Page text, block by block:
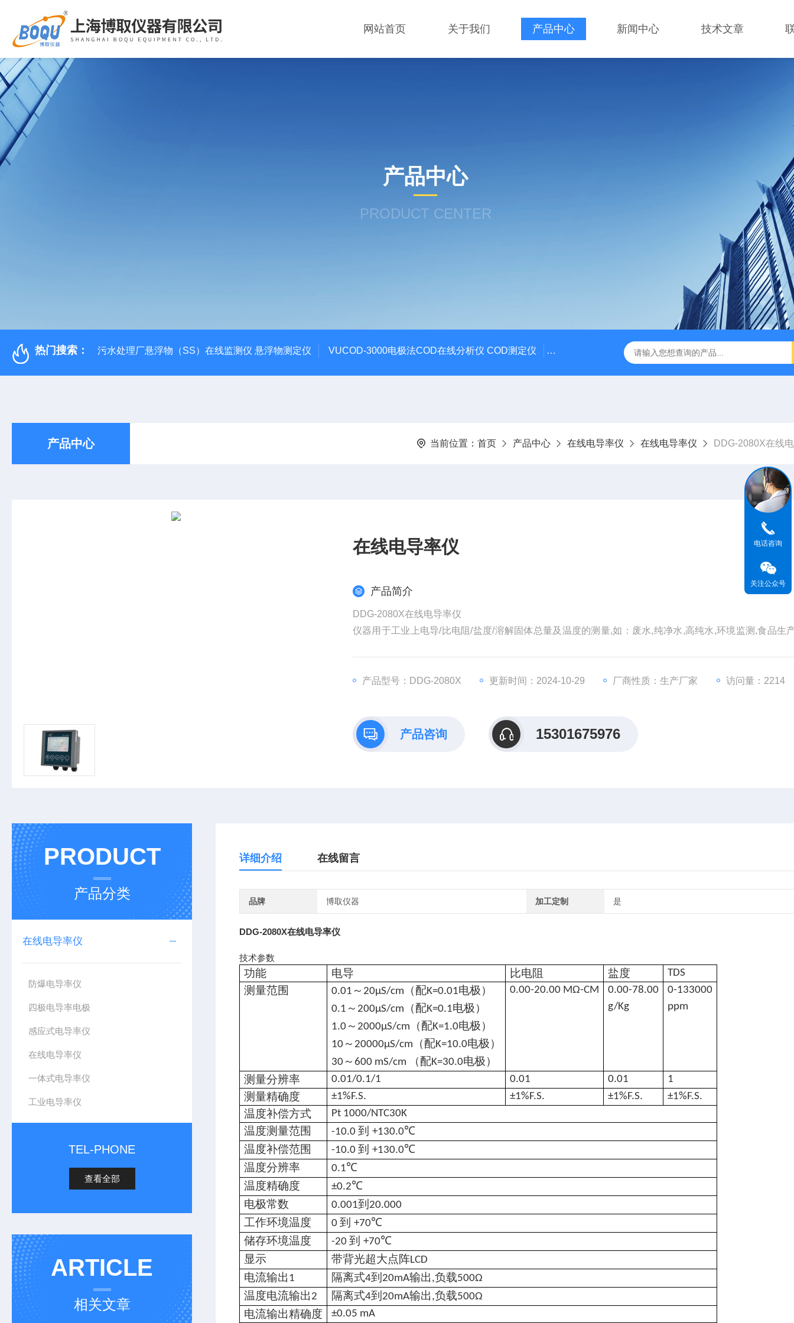
网站首页 关于我们 产品中心 新闻中心 技术文章
产品中心
PRODUCT CENTER
热门搜索： 污水处理厂悬浮物（SS）在线监测仪 悬浮物测定仪 VUCOD-3000电极法COD在线分析仪 COD测定仪 DDG-2090AX耐高温耐压工业电导率仪 在线电导仪
产品中心 当前位置： 首页 产品中心 在线电导率仪 在线电导率仪 DDG-2080X在线
在线电导率仪
产品简介
DDG-2080X在线电导率仪
仪器用于工业上电导/比电阻/盐度/溶解固体总量及温度的测量,如：废水,纯净水,高纯水,环境监测,食品生
产品型号：DDG-2080X
更新时间：2024-10-29 厂商性质：生产厂家 访问量：2214
产品咨询 15301675976
PRODUCT
产品分类
在线电导率仪
防爆电导率仪
四极电导率电极
感应式电导率仪
在线电导率仪
一体式电导率仪
工业电导率仪
TEL-PHONE
查看全部
ARTICLE
相关文章
详细介绍 在线留言
品牌 博取仪器 加工定制 是
DDG-2080X在线电导率仪
技术参数
功能 电导 比电阻 盐度 TDS
测量范围 0.01 ～ 20μS/cm （配K=0.01电极）
0.1 ～ 200μS/cm （配K=0.1电极）
1.0 ～ 2000μS/cm （配K=1.0电极）
10 ～ 20000μS/cm （配K=10.0电极）
30 ～ 600 mS/cm （配K=30.0电极）
0.00-20.00 MΩ-CM
0.00-78.00
g/Kg
0-133000
ppm
测量分辨率 0.01/0.1/1 0.01 0.01 1
测量精确度 ±1%F.S. ±1%F.S. ±1%F.S. ±1%F.S.
温度补偿方式 Pt 1000/NTC30K
温度测量范围 -10.0 到 +130.0℃
温度补偿范围
-10.0 到 +130.0℃
温度分辨率
0.1℃
温度精确度
±0.2℃
电极常数
0.001到 20.000
工作环境温度 0 到 +70℃
储存环境温度
-20 到 +70℃
显示
带背光超大点阵LCD
电流输出 1 隔离式4到 20mA输出 ,负载500Ω
温度电流输出2 隔离式4到 20mA输出 ,负载500Ω
电流输出精确度 ±0.05 mA
电话咨询
关注公众号